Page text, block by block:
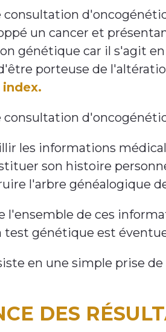
consultation
un cancer et
génétique car il s'agit
porteuse de
index.
consultation
les informations
son histoire
l'arbre généalogique
l'ensemble de ces
test génétique est
en une simple prise
DES